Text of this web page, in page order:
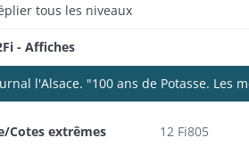
tous les niveaux
- Affiches
l'Alsace. "100 ans de Potasse. Les
Cotes extrêmes
12 Fi805